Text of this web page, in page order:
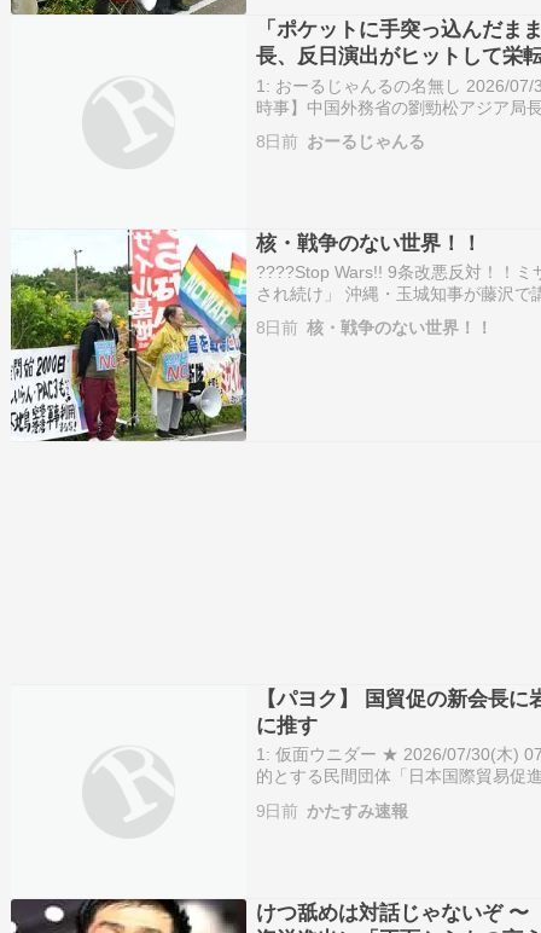
「ポケットに手突っ込んだま
長、反日演出がヒットして栄
模様
1: おーるじゃんるの名無し 2026/
時事】中国外務省の劉勁松アジア局
中関係悪化のきっか…
8日前 おーるじゃんる
核・戦争のない世界！！
????Stop Wars!! 9条改悪反対！！
され続け」 沖縄・玉城知事が藤沢
沖縄で基地のない島求め平和行進
配備 周辺では抗議デモ「力では平
8日前 核・戦争のない世界！！
【パヨク】 国貿促の新会長
に推す
1: 仮面ウニダー ★ 2026/07/30(木)
的とする民間団体「日本国際貿易促
総会を開き、河野洋平元衆院議長
を選出した。…
9日前 かたすみ速報
けつ舐めは対話じゃないぞ 〜